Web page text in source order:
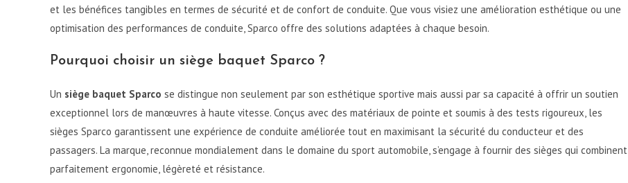
et les bénéfices tangibles en termes de sécurité et de confort de conduite. Que vous visiez une amélioration esthétique ou une
optimisation des performances de conduite, Sparco offre des solutions adaptées à chaque besoin.
Pourquoi choisir un siège baquet Sparco ?
Un siège baquet Sparco se distingue non seulement par son esthétique sportive mais aussi par sa capacité à offrir un soutien
exceptionnel lors de manœuvres à haute vitesse. Conçus avec des matériaux de pointe et soumis à des tests rigoureux, les
sièges Sparco garantissent une expérience de conduite améliorée tout en maximisant la sécurité du conducteur et des
passagers. La marque, reconnue mondialement dans le domaine du sport automobile, s’engage à fournir des sièges qui combinent
parfaitement ergonomie, légèreté et résistance.